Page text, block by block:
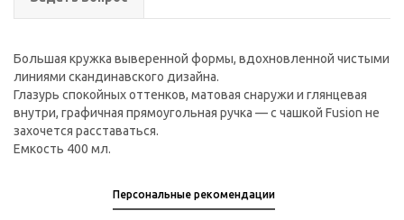
Большая кружка выверенной формы, вдохновленной чистыми
линиями скандинавского дизайна.
Глазурь спокойных оттенков, матовая снаружи и глянцевая
внутри, графичная прямоугольная ручка — с чашкой Fusion не
захочется расставаться.
Емкость 400 мл.
Персональные рекомендации